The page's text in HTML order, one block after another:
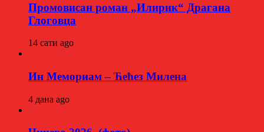
Промовисан роман „Илирик“ Драгана
Глоговца
14 сати ago
Ин Мемориам – Ћећез Милена
4 дана ago